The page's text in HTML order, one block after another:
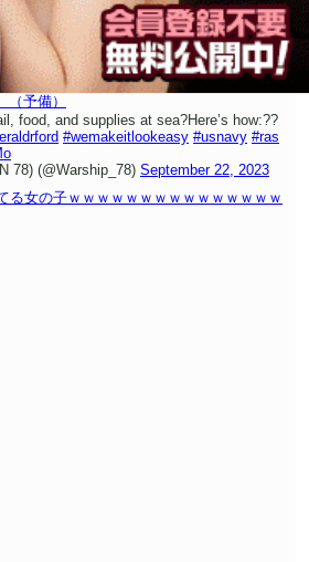
（予備）
food, and supplies at sea?Here’s how:??
#wemakeitlookeasy #usnavy #ras
78) (@Warship_78) September 22, 2023
る女の子ｗｗｗｗｗｗｗｗｗｗｗｗｗｗｗ